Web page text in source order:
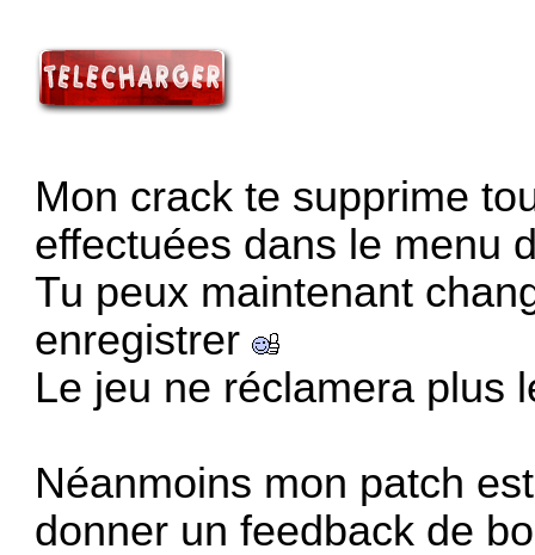
Mon crack te supprime
effectuées dans le menu
Tu peux maintenant
enregistrer
Le jeu ne réclamera plus
Néanmoins mon patch
donner un feedback de